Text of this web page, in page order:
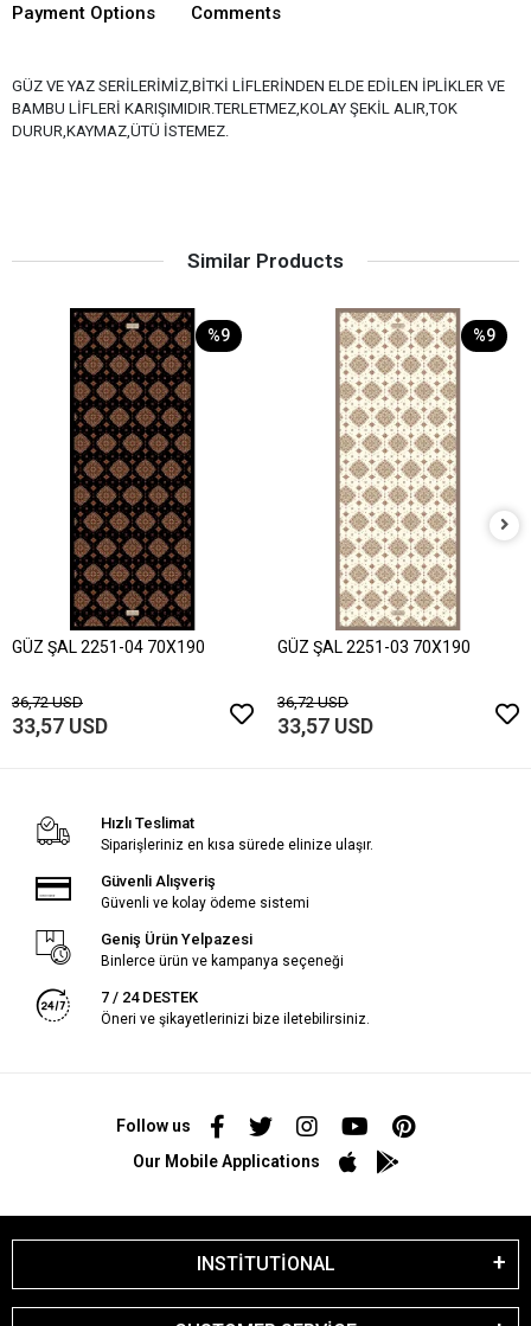
Payment Options Comments
GÜZ VE YAZ SERİLERİMİZ,BİTKİ LİFLERİNDEN ELDE EDİLEN İPLİKLER VE
BAMBU LİFLERİ KARIŞIMIDIR.TERLETMEZ,KOLAY ŞEKİL ALIR,TOK
DURUR,KAYMAZ,ÜTÜ İSTEMEZ.
Similar Products
%9
GÜZ ŞAL 2251-04 70X190
36,72 USD
33,57 USD
%9
GÜZ ŞAL 2251-03 70X190
36,72 USD
33,57 USD
Hızlı Teslimat
Siparişleriniz en kısa sürede elinize ulaşır.
Güvenli Alışveriş
Güvenli ve kolay ödeme sistemi
Geniş Ürün Yelpazesi
Binlerce ürün ve kampanya seçeneği
7 / 24 DESTEK
Öneri ve şikayetlerinizi bize iletebilirsiniz.
Follow us
Our Mobile Applications
INSTİTUTİONAL